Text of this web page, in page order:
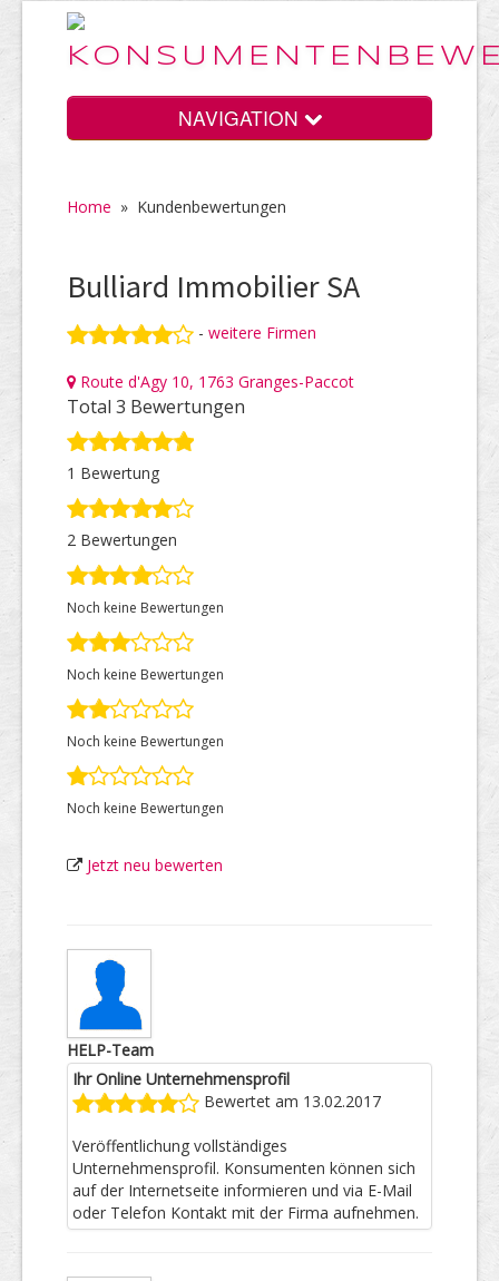
NAVIGATION
Home
Vorteile
Preise
HELP Awards
Top Firmen
Über uns
Home » Kundenbewertungen
Bulliard Immobilier SA
- weitere Firmen
Route d'Agy 10, 1763 Granges-Paccot
Total 3 Bewertungen
1 Bewertung
2 Bewertungen
Noch keine Bewertungen
Noch keine Bewertungen
Noch keine Bewertungen
Noch keine Bewertungen
Jetzt neu bewerten
HELP-Team
Ihr Online Unternehmensprofil
Bewertet am 13.02.2017
Veröffentlichung vollständiges
Unternehmensprofil. Konsumenten können sich
auf der Internetseite informieren und via E-Mail
oder Telefon Kontakt mit der Firma aufnehmen.